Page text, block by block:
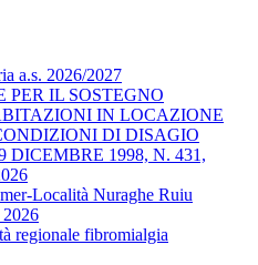
a.s. 2026/2027
IL SOSTEGNO
IN LOCAZIONE
DI DISAGIO
DICEMBRE 1998, N. 431,
Località Nuraghe Ruiu
regionale fibromialgia